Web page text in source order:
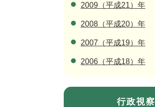
2009（平成21）年
2008（平成20）年
2007（平成19）年
2006（平成18）年
行政視察